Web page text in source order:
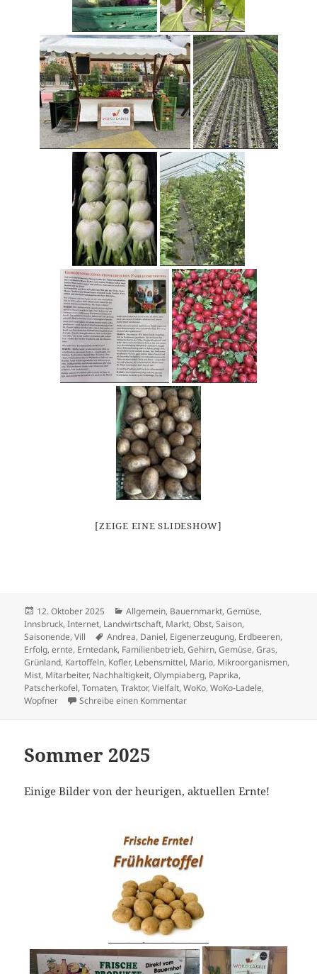
[ZEIGE EINE SLIDESHOW]
Veröffentlicht
am
12. Oktober 2025 Kategorien
Allgemein, Bauernmarkt,Gemüse,
Innsbruck,Internet, Landwirtschaft, Markt,Obst,Saison,
Saisonende,Vill Schlagwörter
Andrea, Daniel, Eigenerzeugung, Erdbeeren,
Erfolg,ernte, Erntedank, Familienbetrieb,Gehirn,Gemüse,Gras,
Grünland, Kartoffeln, Kofler, Lebensmittel, Mario, Mikroorganismen,
Mist, Mitarbeiter, Nachhaltigkeit,Olympiaberg, Paprika,
Patscherkofel,Tomaten,Traktor,Vielfalt,WoKo,WoKo-Ladele,
Wopfner
Schreibe einen Kommentarzu Herbst – Erntedank 2025
Sommer 2025
Einige Bilder von der heurigen, aktuellen Ernte!